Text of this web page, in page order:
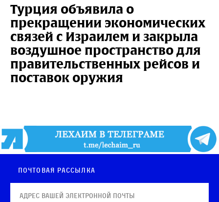
Турция объявила о
прекращении экономических
связей с Израилем и закрыла
воздушное пространство для
правительственных рейсов и
поставок оружия
Почтовая рассылка